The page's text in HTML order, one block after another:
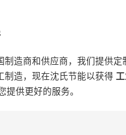
制造商和供应商，我们提供定
制造，现在沈氏节能以获得
提供更好的服务。